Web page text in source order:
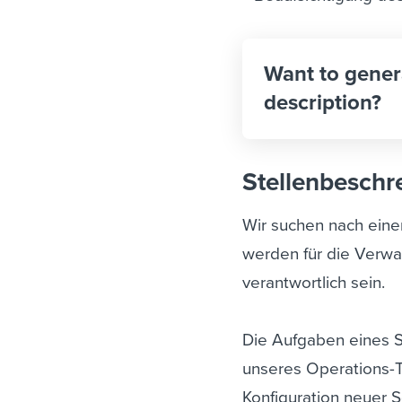
Want to
description?
Wir suchen nach
werden für die
verantwortlich sein.
Die Aufgaben eines
unseres Operations-
Konfiguration neuer